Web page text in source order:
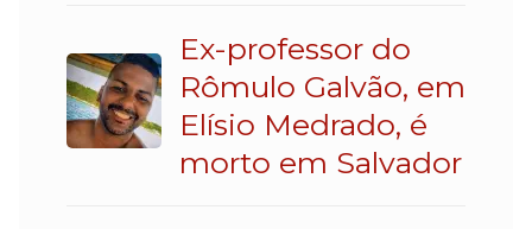
Ex-professor do
Rômulo Galvão, em
Elísio Medrado, é
morto em Salvador